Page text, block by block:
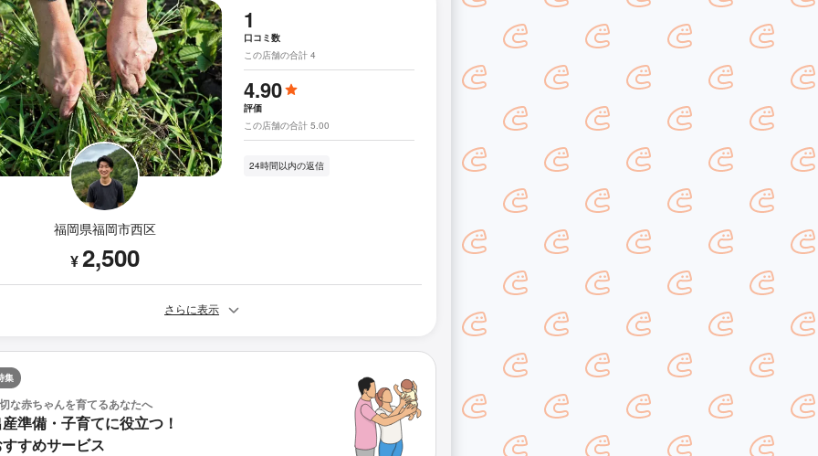
福岡県福岡市西区
¥2,500
1
口コミ数
この店舗の合計 4
4.90
評価
この店舗の合計 5.00
24時間以内の返信
さらに表示
集
な赤ちゃんを育てるあなたへ
準備・子育てに役立つ！
すめサービス